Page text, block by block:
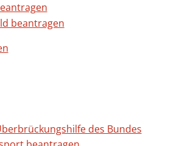
beantragen
des Bundes